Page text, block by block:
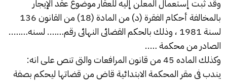
وقد ثبت إستعمال المعلن إليه للعقار موضوع عقد الإيجار
بالمخالفة أحكام الفقرة (د) من المادة (18) من القانون 136
لسنة 1981 ، وذلك بالحكم القضائى النهائى رقم……. لسنه……..
الصادر من محكمة …..
وكذلك الماده 45 من قانون المرافعات والتى تنص على انه:
يندب فى مقر المحكمة الابتدائية قاض من قضاتها ليحكم بصفة